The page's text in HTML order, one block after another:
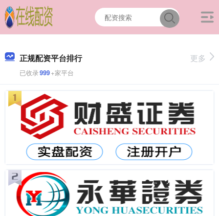
正规配资平台排行
已收录999+家平台
更多